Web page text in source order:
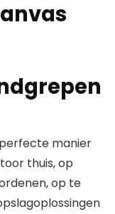
manier
thuis, op
op te